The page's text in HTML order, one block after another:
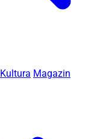
Kultura Magazin